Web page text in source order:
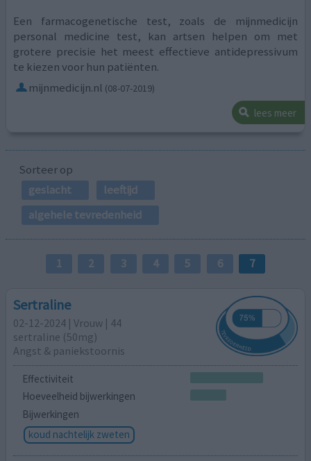
Een farmacogenetische test, zoals de mijnmedicijn
personal medicine test, kan artsen helpen om met
grotere precisie het meest effectieve antidepressivum
te kiezen voor hun patiënten.
mijnmedicijn.nl (08-07-2019)
lees meer
Sorteer op
geslacht
leeftijd
algehele tevredenheid
1 2 3 4 5 6 7
Sertraline
02-12-2024 | Vrouw | 44
sertraline (50mg)
Angst & paniekstoornis
Effectiviteit
Hoeveelheid bijwerkingen
Bijwerkingen
koud nachtelijk zweten